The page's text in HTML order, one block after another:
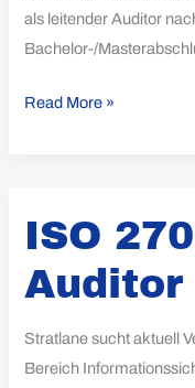
als leitender Auditor
Bachelor-/
Read More »
ISO
Auditor
Stratlane sucht aktuell
Bereich
27001
Auditor